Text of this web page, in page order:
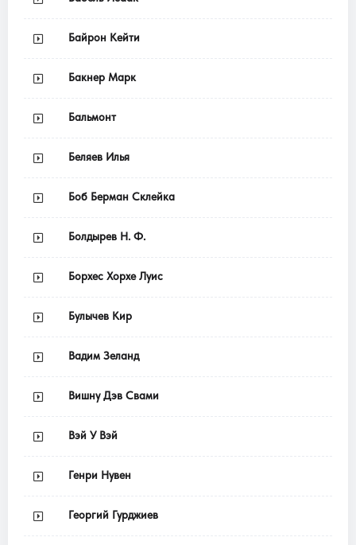
Байрон Кейти
Бакнер Марк
Бальмонт
Беляев Илья
Боб Берман Склейка
Болдырев Н. Ф.
Борхес Хорхе Луис
Булычев Кир
Вадим Зеланд
Вишну Дэв Свами
Вэй У Вэй
Генри Нувен
Георгий Гурджиев